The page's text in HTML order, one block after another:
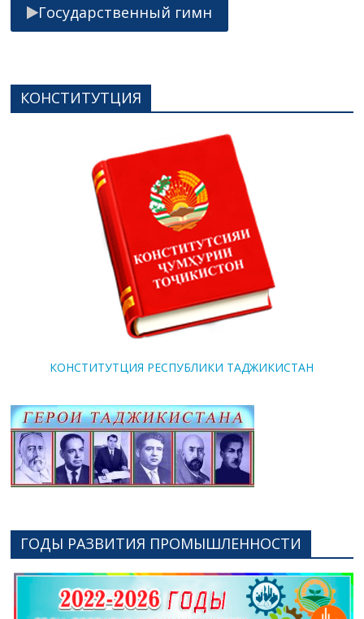
Государственный гимн
КОНСТИТУТЦИЯ
КОНСТИТУТЦИЯ РЕСПУБЛИКИ ТАДЖИКИСТАН
ГОДЫ РАЗВИТИЯ ПРОМЫШЛЕННОСТИ